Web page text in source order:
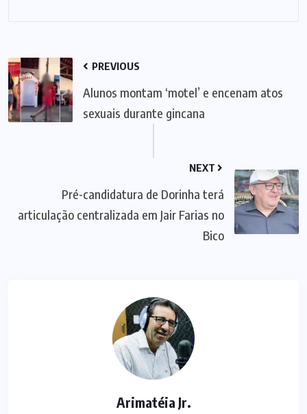
PREVIOUS
Alunos montam ‘motel’ e encenam atos
sexuais durante gincana
NEXT
Pré-candidatura de Dorinha terá
articulação centralizada em Jair Farias no
Bico
Arimatéia Jr.